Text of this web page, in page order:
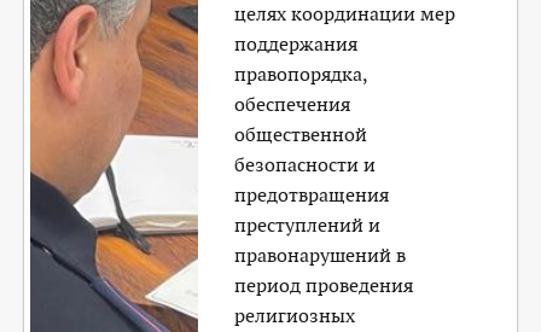
целях координации мер
поддержания
правопорядка,
обеспечения
общественной
безопасности и
предотвращения
преступлений и
правонарушений в
период проведения
религиозных